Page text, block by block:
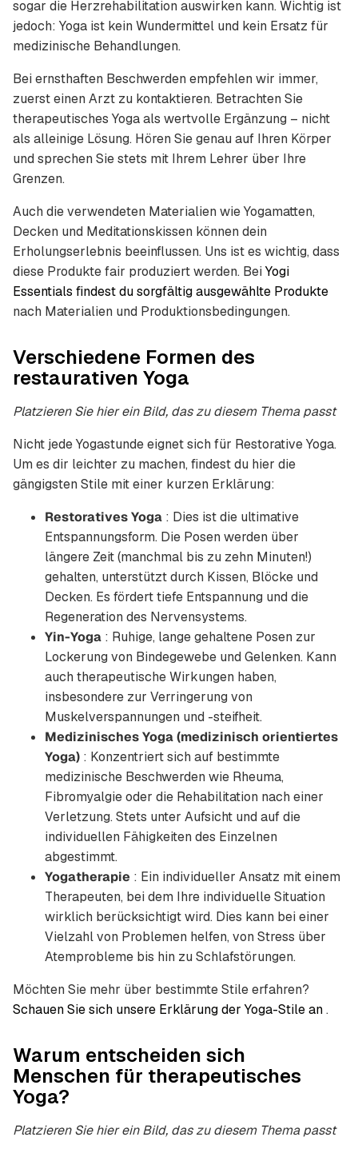
sogar die Herzrehabilitation auswirken kann. Wichtig ist
jedoch: Yoga ist kein Wundermittel und kein Ersatz für
medizinische Behandlungen.
Bei ernsthaften Beschwerden empfehlen wir immer,
zuerst einen Arzt zu kontaktieren. Betrachten Sie
therapeutisches Yoga als wertvolle Ergänzung – nicht
als alleinige Lösung. Hören Sie genau auf Ihren Körper
und sprechen Sie stets mit Ihrem Lehrer über Ihre
Grenzen.
Auch die verwendeten Materialien wie Yogamatten,
Decken und Meditationskissen können dein
Erholungserlebnis beeinflussen. Uns ist es wichtig, dass
diese Produkte fair produziert werden. Bei Yogi
Essentials findest du sorgfältig ausgewählte Produkte
nach Materialien und Produktionsbedingungen.
Verschiedene Formen des
restaurativen Yoga
Platzieren Sie hier ein Bild, das zu diesem Thema passt
Nicht jede Yogastunde eignet sich für Restorative Yoga.
Um es dir leichter zu machen, findest du hier die
gängigsten Stile mit einer kurzen Erklärung:
Restoratives Yoga : Dies ist die ultimative
Entspannungsform. Die Posen werden über
längere Zeit (manchmal bis zu zehn Minuten!)
gehalten, unterstützt durch Kissen, Blöcke und
Decken. Es fördert tiefe Entspannung und die
Regeneration des Nervensystems.
Yin-Yoga : Ruhige, lange gehaltene Posen zur
Lockerung von Bindegewebe und Gelenken. Kann
auch therapeutische Wirkungen haben,
insbesondere zur Verringerung von
Muskelverspannungen und -steifheit.
Medizinisches Yoga (medizinisch orientiertes
Yoga) : Konzentriert sich auf bestimmte
medizinische Beschwerden wie Rheuma,
Fibromyalgie oder die Rehabilitation nach einer
Verletzung. Stets unter Aufsicht und auf die
individuellen Fähigkeiten des Einzelnen
abgestimmt.
Yogatherapie : Ein individueller Ansatz mit einem
Therapeuten, bei dem Ihre individuelle Situation
wirklich berücksichtigt wird. Dies kann bei einer
Vielzahl von Problemen helfen, von Stress über
Atemprobleme bis hin zu Schlafstörungen.
Möchten Sie mehr über bestimmte Stile erfahren?
Schauen Sie sich unsere Erklärung der Yoga-Stile an.
Warum entscheiden sich
Menschen für therapeutisches
Yoga?
Platzieren Sie hier ein Bild, das zu diesem Thema passt